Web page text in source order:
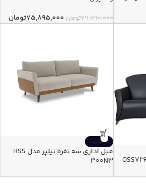
۷۹,۸۹۰,۰۰۰تومان۷۵,۸۹۵,۰۰۰تومان
ناموجود
مبل اداری سه نفره نیلپر مدل HSS
300N3